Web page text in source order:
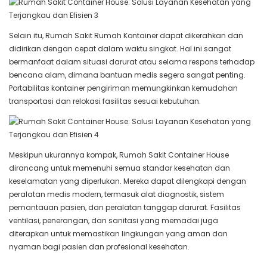
Selain itu, Rumah Sakit Rumah Kontainer dapat dikerahkan dan
didirikan dengan cepat dalam waktu singkat. Hal ini sangat
bermanfaat dalam situasi darurat atau selama respons terhadap
bencana alam, dimana bantuan medis segera sangat penting.
Portabilitas kontainer pengiriman memungkinkan kemudahan
transportasi dan relokasi fasilitas sesuai kebutuhan.
Meskipun ukurannya kompak, Rumah Sakit Container House
dirancang untuk memenuhi semua standar kesehatan dan
keselamatan yang diperlukan. Mereka dapat dilengkapi dengan
peralatan medis modern, termasuk alat diagnostik, sistem
pemantauan pasien, dan peralatan tanggap darurat. Fasilitas
ventilasi, penerangan, dan sanitasi yang memadai juga
diterapkan untuk memastikan lingkungan yang aman dan
nyaman bagi pasien dan profesional kesehatan.